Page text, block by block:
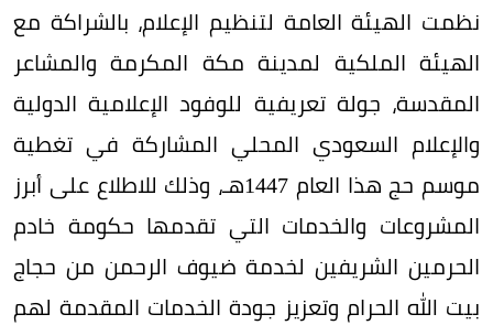
نظمت الهيئة العامة لتنظيم الإعلام، بالشراكة مع
الهيئة الملكية لمدينة مكة المكرمة والمشاعر
المقدسة، جولة تعريفية للوفود الإعلامية الدولية
والإعلام السعودي المحلي المشاركة في تغطية
موسم حج هذا العام 1447هـ، وذلك للاطلاع على أبرز
المشروعات والخدمات التي تقدمها حكومة خادم
الحرمين الشريفين لخدمة ضيوف الرحمن من حجاج
بيت الله الحرام وتعزيز جودة الخدمات المقدمة لهم